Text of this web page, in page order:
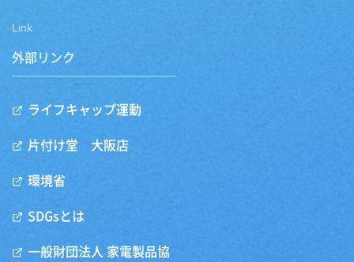
Link
外部リンク
ライフキャップ運動
片付け堂 大阪店
環境省
SDGsとは
一般財団法人 家電製品協